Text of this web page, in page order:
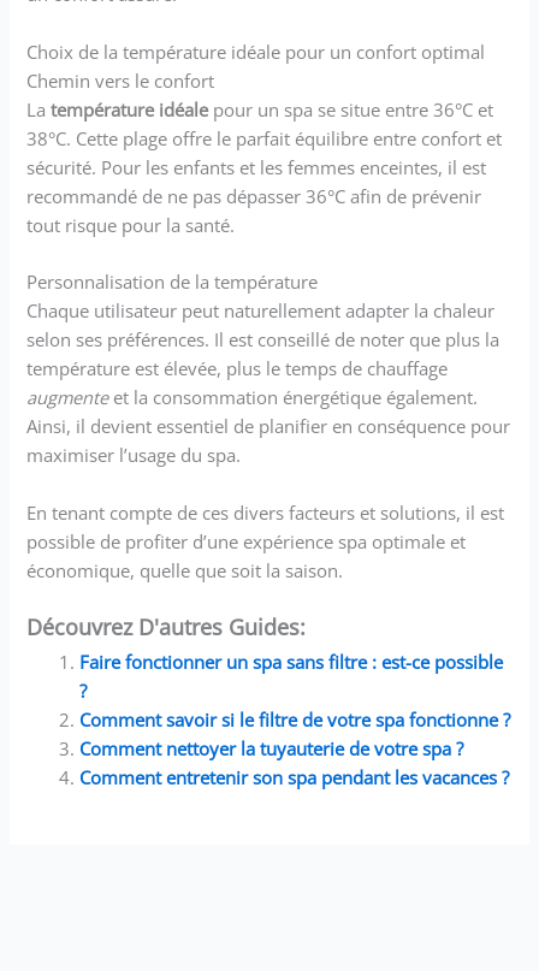
Choix de la température idéale pour un confort optimal
Chemin vers le confort
Latempérature idéalepour un spa se situe entre 36°C et
38°C. Cette plage offre le parfait équilibre entre confort et
sécurité. Pour les enfants et les femmes enceintes, il est
recommandé de ne pas dépasser 36°C afin de prévenir
tout risque pour la santé.
Personnalisation de la température
Chaque utilisateur peut naturellement adapter la chaleur
selon ses préférences. Il est conseillé de noter que plus la
température est élevée, plus le temps de chauffage
augmenteet la consommation énergétique également.
Ainsi, il devient essentiel de planifier en conséquence pour
maximiser l’usage du spa.
En tenant compte de ces divers facteurs et solutions, il est
possible de profiter d’une expérience spa optimale et
économique, quelle que soit la saison.
Découvrez D'autres Guides:
Faire fonctionner un spa sans filtre : est-ce possible
?
Comment savoir si le filtre de votre spa fonctionne ?
Comment nettoyer la tuyauterie de votre spa ?
Comment entretenir son spa pendant les vacances ?